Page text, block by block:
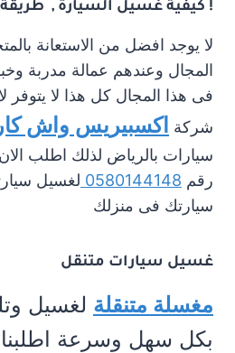
! كيفية غسيل السيارة ,
لا يوجد افضل من الاستعانة
فى هذا المجال كل هذا لا يتوفر
شركة اكسبيريس واش كار
سيارات بالرياض لذلك اطلب
رقم 0580144148 لغسيل
سيارتك فى منزلك
غسيل سيارات متنقل
مغسلة متنقلة لغسيل
بكل سهل وسرعة